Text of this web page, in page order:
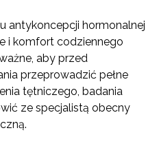
antykoncepcji hormonalnej
i komfort codziennego
aby przed
przeprowadzić pełne
tętniczego, badania
ze specjalistą obecny